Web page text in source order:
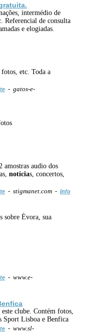
intermédio de
Referencial de consulta
e elogiadas.
etc. Toda a
- gatos-e-
amostras audio dos
notícias, concertos,
- stigmanet.com - Info
s sobre Évora, sua
- www.e-
clube. Contém fotos,
Sport Lisboa e Benfica
- www.sl-